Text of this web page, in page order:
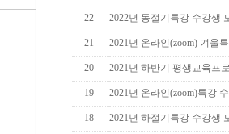
22 2022년 동절기특강 수강생
21 2021년 온라인(zoom) 겨울
20 2021년 하반기 평생교육프
19 2021년 온라인(zoom)특강
18 2021년 하절기특강 수강생